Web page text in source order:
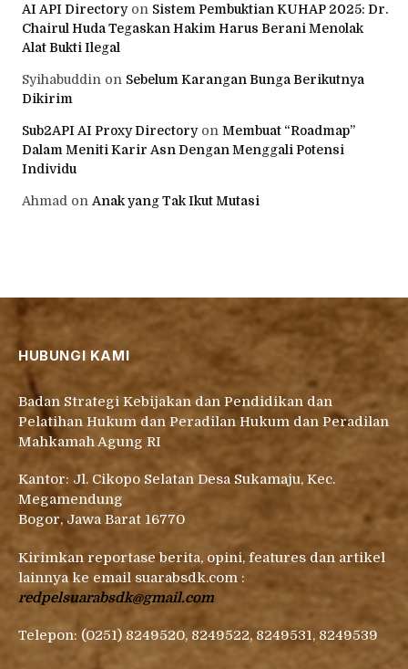
AI API Directoryon Sistem Pembuktian KUHAP 2025: Dr.
Chairul Huda Tegaskan Hakim Harus Berani Menolak
Alat Bukti Ilegal
Syihabuddin on Sebelum Karangan Bunga Berikutnya
Dikirim
Sub2API AI Proxy Directoryon Membuat “Roadmap”
Dalam Meniti Karir Asn Dengan Menggali Potensi
Individu
Ahmad on Anak yang Tak Ikut Mutasi
HUBUNGI KAMI
Badan Strategi Kebijakan dan Pendidikan dan
Pelatihan Hukum dan Peradilan Hukum dan Peradilan
Mahkamah Agung RI
Kantor: Jl. Cikopo Selatan Desa Sukamaju, Kec.
Megamendung
Bogor, Jawa Barat 16770
Kirimkan reportase berita, opini, features dan artikel
lainnya ke email suarabsdk.com :
redpelsuarabsdk@gmail.com
Telepon: (0251) 8249520, 8249522, 8249531, 8249539